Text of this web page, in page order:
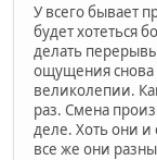
У всего бывает
будет хотеться
делать
ощущения снова
великолепии.
раз. Смена
деле. Хоть они и
все же они